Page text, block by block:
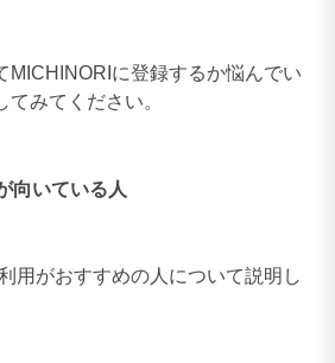
MICHINORIに登録するか悩んでい
みてください。
向いている人
用がおすすめの人について説明し